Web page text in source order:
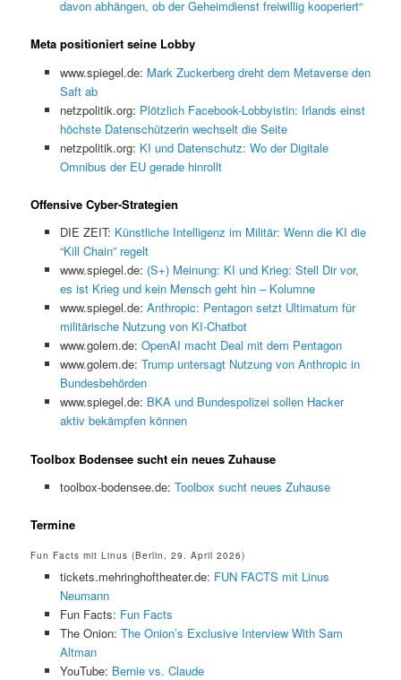
davon abhängen, ob der Geheimdienst freiwillig kooperiert“
Meta positioniert seine Lobby
www.spiegel.de: Mark Zuckerberg dreht dem Metaverse den
Saft ab
netzpolitik.org: Plötzlich Facebook-Lobbyistin: Irlands einst
höchste Datenschützerin wechselt die Seite
netzpolitik.org: KI und Datenschutz: Wo der Digitale
Omnibus der EU gerade hinrollt
Offensive Cyber-Strategien
DIE ZEIT: Künstliche Intelligenz im Militär: Wenn die KI die
“Kill Chain” regelt
www.spiegel.de: (S+) Meinung: KI und Krieg: Stell Dir vor,
es ist Krieg und kein Mensch geht hin – Kolumne
www.spiegel.de: Anthropic: Pentagon setzt Ultimatum für
militärische Nutzung von KI-Chatbot
www.golem.de: OpenAI macht Deal mit dem Pentagon
www.golem.de: Trump untersagt Nutzung von Anthropic in
Bundesbehörden
www.spiegel.de: BKA und Bundespolizei sollen Hacker
aktiv bekämpfen können
Toolbox Bodensee sucht ein neues Zuhause
toolbox-bodensee.de: Toolbox sucht neues Zuhause
Termine
Fun Facts mit Linus (Berlin, 29. April 2026)
tickets.mehringhoftheater.de: FUN FACTS mit Linus
Neumann
Fun Facts: Fun Facts
The Onion: The Onion’s Exclusive Interview With Sam
Altman
YouTube: Bernie vs. Claude